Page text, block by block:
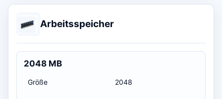
Arbeitsspeicher
2048 MB
Größe 2048